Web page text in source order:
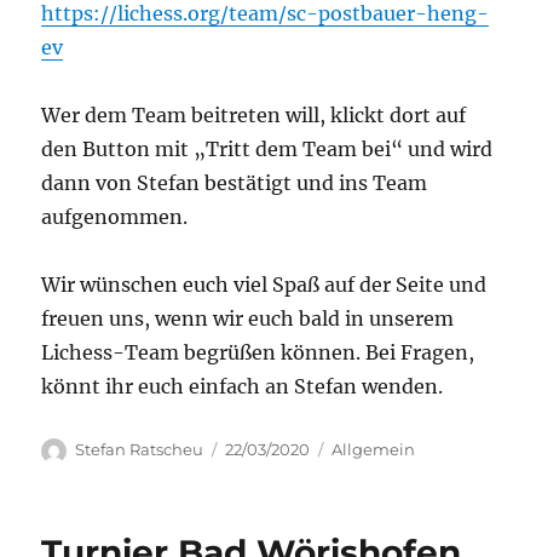
https://lichess.org/team/sc-postbauer-heng-
ev
Wer dem Team beitreten will, klickt dort auf
den Button mit „Tritt dem Team bei“ und wird
dann von Stefan bestätigt und ins Team
aufgenommen.
Wir wünschen euch viel Spaß auf der Seite und
freuen uns, wenn wir euch bald in unserem
Lichess-Team begrüßen können. Bei Fragen,
könnt ihr euch einfach an Stefan wenden.
Autor
Stefan Ratscheu
Veröffentlicht
22/03/2020 Kategorien
Allgemein